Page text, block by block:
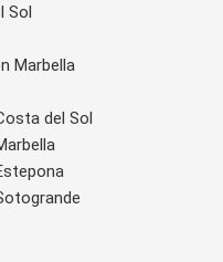
Sol
Marbella
del Sol